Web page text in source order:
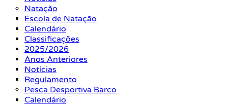
Natação
Escola de Natação
Calendário
Classificações
2025/2026
Anos Anteriores
Notícias
Regulamento
Pesca Desportiva Barco
Calendário